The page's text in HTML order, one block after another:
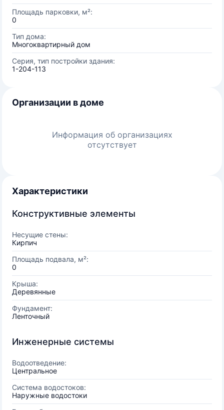
Площадь парковки, м²:
0
Тип дома:
Многоквартирный дом
Серия, тип постройки здания:
1-204-113
Организации в доме
Информация об организациях
отсутствует
Характеристики
Конструктивные элементы
Несущие стены:
Кирпич
Площадь подвала, м²:
0
Крыша:
Деревянные
Фундамент:
Ленточный
Инженерные системы
Водоотведение:
Центральное
Система водостоков:
Наружные водостоки